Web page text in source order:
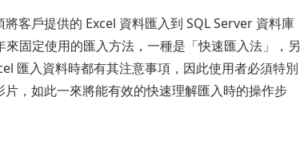
客戶提供的 Excel 資料匯入到 SQL Server 資料庫
固定使用的匯入方法，一種是「快速匯入法」，另
匯入資料時都有其注意事項，因此使用者必須特別
，如此一來將能有效的快速理解匯入時的操作步